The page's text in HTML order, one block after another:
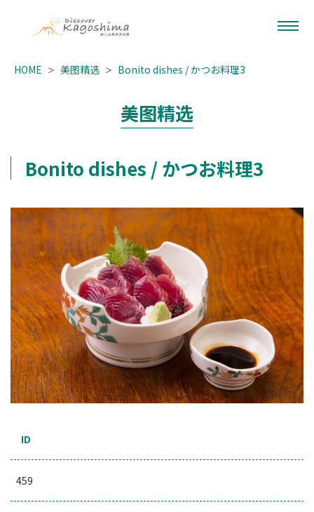
HOME 美图精选 Bonito dishes / かつお料理3
美图精选
Bonito dishes / かつお料理3
ID
459